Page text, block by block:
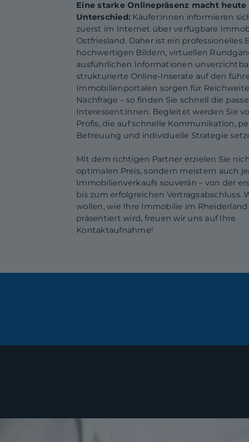
Eine starke Onlinepräsenz macht heute
Unterschied: Käufer:innen informieren
zuerst im Internet über verfügbare
Ostfriesland. Daher ist ein professionelles
hochwertigen Bildern, virtuellen
ausführlichen Informationen
strukturierte Online-Inserate auf den
Immobilienportalen sorgen für
Nachfrage – so finden Sie schnell die
Interessent:innen. Begleitet werden Sie
Profis, die auf schnelle Kommunikation,
Betreuung und individuelle Strategie
Mit dem richtigen Partner erzielen Sie
optimalen Preis, sondern meistern auch
Immobilienverkaufs souverän – von der
bis zum erfolgreichen Vertragsabschluss.
wollen, wie Ihre Immobilie im
präsentiert wird, freuen wir uns auf Ihre
Kontaktaufnahme!